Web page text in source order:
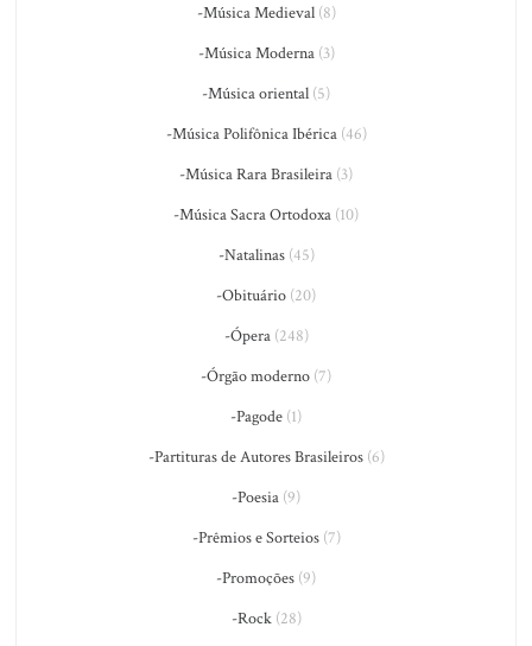
-Música Medieval(8)
-Música Moderna(3)
-Música oriental (5)
-Música Polifônica Ibérica(46)
-Música Rara Brasileira (3)
-Música Sacra Ortodoxa (10)
-Natalinas(45)
-Obituário (20)
-Ópera(248)
-Órgão moderno (7)
-Pagode (1)
-Partituras de Autores Brasileiros(6)
-Poesia (9)
-Prêmios e Sorteios(7)
-Promoções (9)
-Rock(28)